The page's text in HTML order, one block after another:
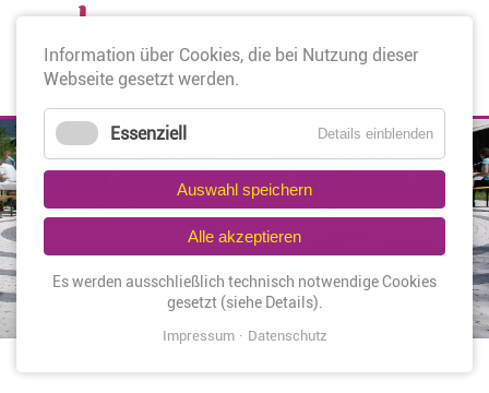
Information über Cookies, die bei Nutzung dieser
Webseite gesetzt werden.
Essenziell Details einblenden
Auswahl speichern
Alle akzeptieren
Es werden ausschließlich technisch notwendige Cookies
gesetzt (siehe Details).
Impressum Datenschutz